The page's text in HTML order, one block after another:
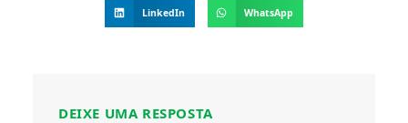
LinkedIn WhatsApp
DEIXE UMA RESPOSTA